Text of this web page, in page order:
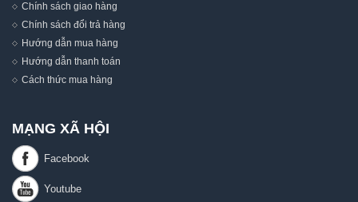
Chính sách giao hàng
Chính sách đổi trả hàng
Hướng dẫn mua hàng
Hướng dẫn thanh toán
Cách thức mua hàng
MẠNG XÃ HỘI